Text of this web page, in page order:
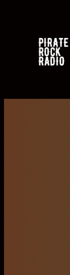
contenido